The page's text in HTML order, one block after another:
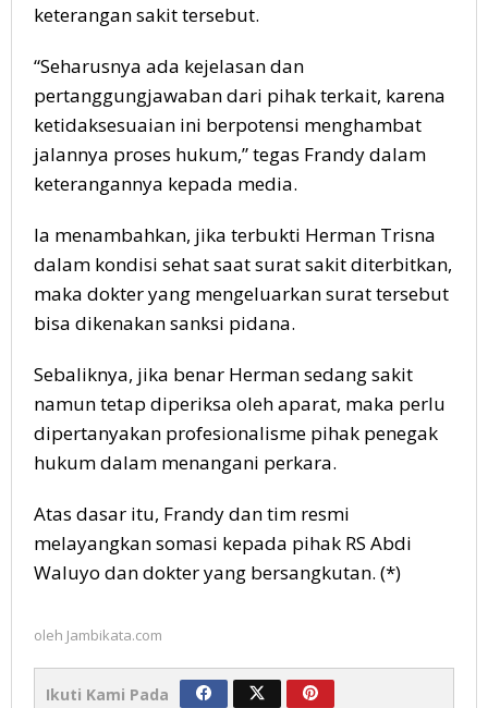
keterangan sakit tersebut.
“Seharusnya ada kejelasan dan
pertanggungjawaban dari pihak terkait, karena
ketidaksesuaian ini berpotensi menghambat
jalannya proses hukum,” tegas Frandy dalam
keterangannya kepada media.
Ia menambahkan, jika terbukti Herman Trisna
dalam kondisi sehat saat surat sakit diterbitkan,
maka dokter yang mengeluarkan surat tersebut
bisa dikenakan sanksi pidana.
Sebaliknya, jika benar Herman sedang sakit
namun tetap diperiksa oleh aparat, maka perlu
dipertanyakan profesionalisme pihak penegak
hukum dalam menangani perkara.
Atas dasar itu, Frandy dan tim resmi
melayangkan somasi kepada pihak RS Abdi
Waluyo dan dokter yang bersangkutan. (*)
oleh Jambikata.com
Ikuti Kami Pada